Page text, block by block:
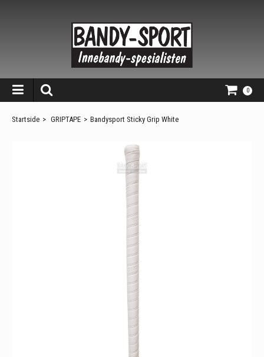
0
Startside > GRIPTAPE > Bandysport Sticky Grip White